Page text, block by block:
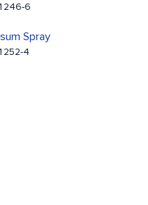
6
Spray
4